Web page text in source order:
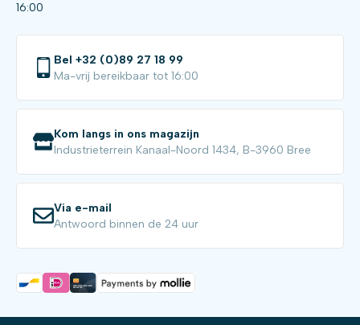
16:00
Bel +32 (0)89 27 18 99
Ma-vrij bereikbaar tot 16:00
Kom langs in ons magazijn
Industrieterrein Kanaal-Noord 1434, B-3960 Bree
Via e-mail
Antwoord binnen de 24 uur